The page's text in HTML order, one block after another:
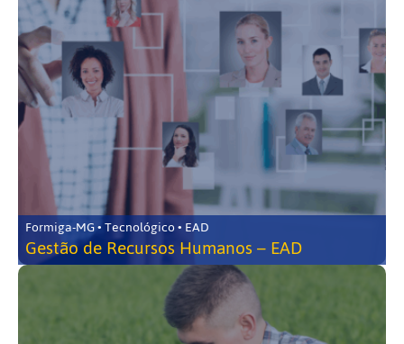
Formiga-MG • Tecnológico • EAD
Gestão de Recursos Humanos – EAD